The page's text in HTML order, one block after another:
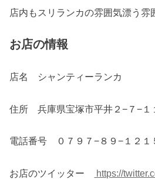
店内もスリランカの雰囲気漂う雰
お店の情報
店名 シャンティーランカ
住所 兵庫県宝塚市平井２−７−１
電話番号 ０７９７−８９−１２１
お店のツイッター https://